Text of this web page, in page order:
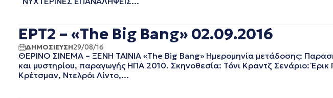
ΙΟΥΝΙΟΣ 2021
ΑΠΡΙΛΙΟΣ 2021
ΜΑΡΤΙΟΣ 2021
ΕΡΤ2 – «The Big Bang» 02.09.2016
ΔΗΜΟΣΙΕΥΣΗ29/08/16
ΘΕΡΙΝΟ ΣΙΝΕΜΑ – ΞΕΝΗ ΤΑΙΝΙΑ «The Big Bang» Ημερομηνία μετάδοσης:
και μυστηρίου, παραγωγής ΗΠΑ 2010. Σκηνοθεσία: Τόνι Κραντζ Σενάριο:
Κρέτσμαν, Ντελρόι Λίντο,...